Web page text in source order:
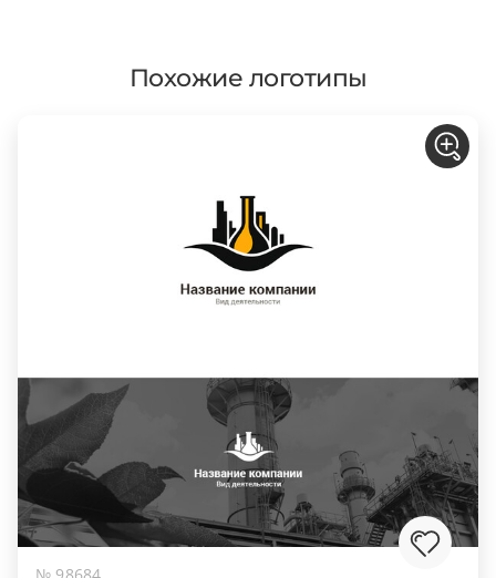
Похожие логотипы